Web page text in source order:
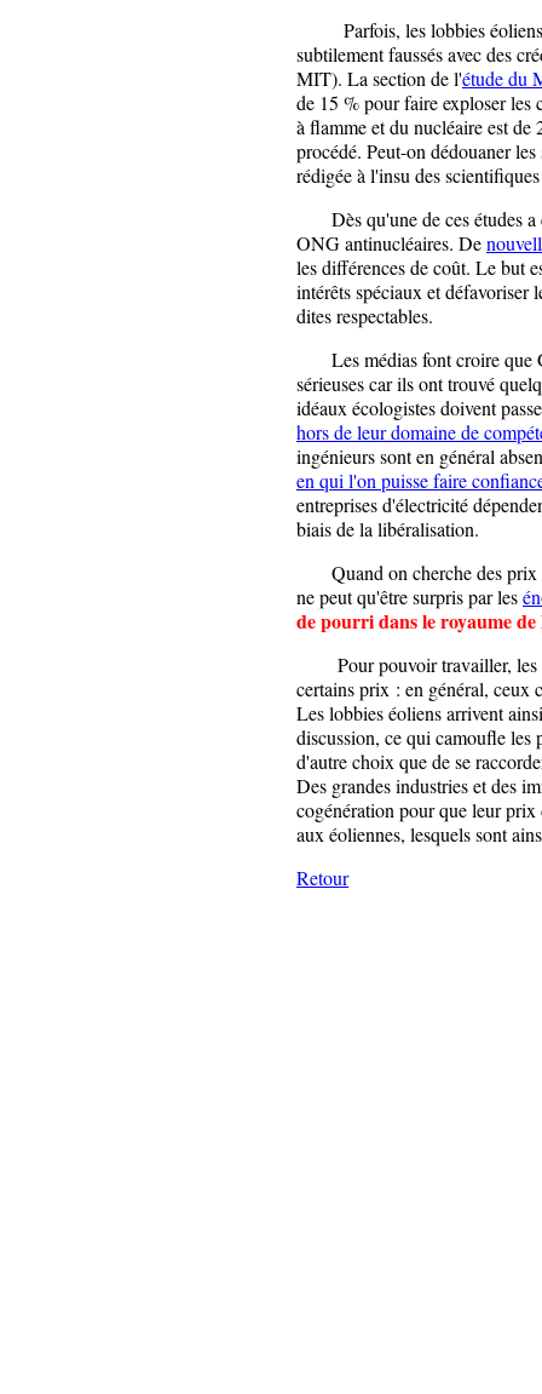
Parfois, les lobbies éoliens
subtilement faussés avec des
MIT). La section de l'étude du
de 15 % pour faire exploser les
à flamme et du nucléaire est
procédé. Peut-on dédouaner
rédigée à l'insu des
Dès qu'une de ces études a
ONG antinucléaires. De
les différences de coût. Le but
intérêts spéciaux et défavoriser
dites respectables.
Les médias font croire que
sérieuses car ils ont trouvé
idéaux écologistes doivent
hors de leur domaine de
ingénieurs sont en général
en qui l'on puisse faire
entreprises d'électricité
biais de la libéralisation.
Quand on cherche des prix
ne peut qu'être surpris par les
de pourri dans le royaume
Pour pouvoir travailler, les
certains prix : en général, ceux
Les lobbies éoliens arrivent
discussion, ce qui camoufle
d'autre choix que de se
Des grandes industries et des
cogénération pour que leur prix
aux éoliennes, lesquels sont
Retour